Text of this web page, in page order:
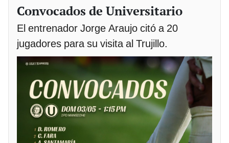
Convocados de Universitario
El entrenador Jorge Araujo citó a 20
jugadores para su visita al Trujillo.